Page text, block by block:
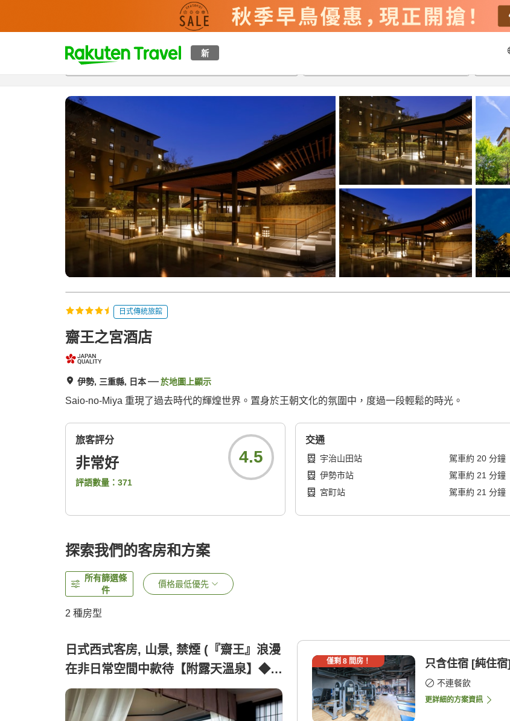
新
t
p
a
_
s
a
c
h
概覽房間及住宿方案 評價特色設施
日式傳統旅館
齋王之宮酒店
伊勢, 三重縣, 日本 於地圖上顯示
Saio-no-Miya 重現了過去時代的輝煌世界。置身於王朝文化的氛圍中，度過一段輕鬆的時光。
旅客評分
非常好
評語數量： 371
4.5
交通
宇治山田站 駕車約 20分鐘
伊勢市站
駕車約 21 分鐘
宮町站
駕車約 21 分鐘
探索我們的客房和方案
所有篩選條
件
價格最低優先
2 種房型
日式西式客房, 山景, 禁煙 (『齋王』浪漫
在非日常空間中款待【附露天溫泉】◆禁
煙)
僅剩 8間房！ 只含住宿 [純住宿]
不連餐飲
更詳細的方案資訊